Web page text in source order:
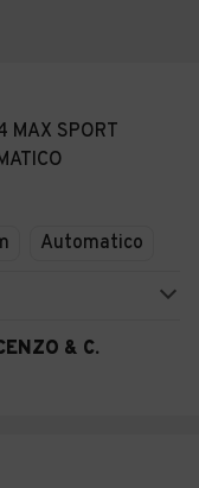
MAX SPORT
Automatico
& C.